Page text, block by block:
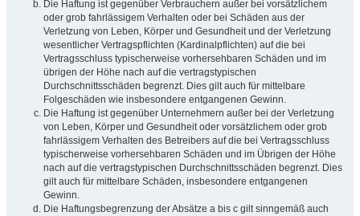
Die Haftung ist gegenüber Verbrauchern außer bei vorsätzlichem
oder grob fahrlässigem Verhalten oder bei Schäden aus der
Verletzung von Leben, Körper und Gesundheit und der Verletzung
wesentlicher Vertragspflichten (Kardinalpflichten) auf die bei
Vertragsschluss typischerweise vorhersehbaren Schäden und im
übrigen der Höhe nach auf die vertragstypischen
Durchschnittsschäden begrenzt. Dies gilt auch für mittelbare
Folgeschäden wie insbesondere entgangenen Gewinn.
Die Haftung ist gegenüber Unternehmern außer bei der Verletzung
von Leben, Körper und Gesundheit oder vorsätzlichem oder grob
fahrlässigem Verhalten des Betreibers auf die bei Vertragsschluss
typischerweise vorhersehbaren Schäden und im Übrigen der Höhe
nach auf die vertragstypischen Durchschnittsschäden begrenzt. Dies
gilt auch für mittelbare Schäden, insbesondere entgangenen
Gewinn.
Die Haftungsbegrenzung der Absätze a bis c gilt sinngemäß auch